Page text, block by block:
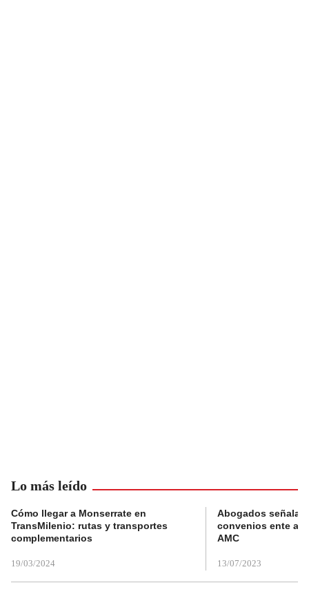
Lo más leído
Cómo llegar a Monserrate en
TransMilenio: rutas y transportes
complementarios
19/03/2024
Abogados
convenios ente
AMC
13/07/2023